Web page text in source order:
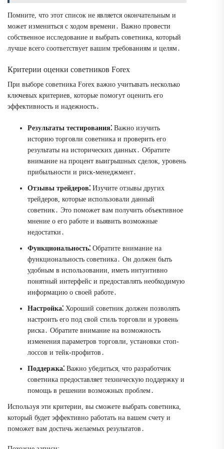
Помните, что этот список не является окончательным и
может измениться с ходом времени․ Важно провести
собственное исследование и выбрать советника, который
лучше всего соответствует вашим требованиям и целям․
Критерии оценки советников Forex
При выборе советника Forex важно учитывать несколько
ключевых критериев, которые помогут оценить его
эффективность и надежность․
Результаты тестирования⁚ Важно изучить
историю торговли советника и проверить его
результаты на исторических данных․ Обратите
внимание на процент выигрышных сделок, уровень
прибыльности и риск-менеджмент․
Отзывы трейдеров⁚ Изучите отзывы других
трейдеров, которые использовали данный
советник․ Это поможет вам получить объективное
мнение о его работе и выявить возможные
недостатки․
Функциональность⁚ Обратите внимание на
функциональность советника․ Он должен быть
удобным в использовании, иметь интуитивно
понятный интерфейс и предоставлять необходимую
информацию о своей работе․
Настройка⁚ Хороший советник должен позволять
настроить его под свой стиль торговли и уровень
риска․ Обратите внимание на возможность
изменения параметров торговли, установки стоп-
лоссов и тейк-профитов․
Поддержка⁚ Важно убедиться, что разработчик
советника предоставляет техническую поддержку и
помощь в решении возможных проблем․
Используя эти критерии, вы сможете выбрать советника,
который будет эффективно работать на вашем счету и
поможет вам достичь желаемых результатов․